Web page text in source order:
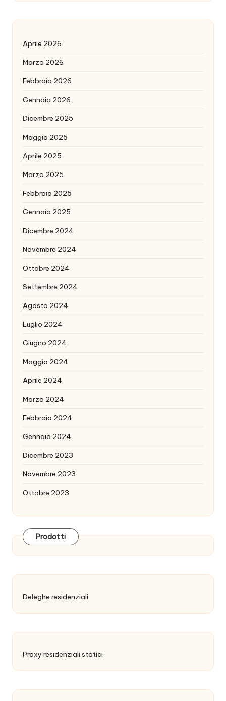
Aprile 2026
Marzo 2026
Febbraio 2026
Gennaio 2026
Dicembre 2025
Maggio 2025
Aprile 2025
Marzo 2025
Febbraio 2025
Gennaio 2025
Dicembre 2024
Novembre 2024
Ottobre 2024
Settembre 2024
Agosto 2024
Luglio 2024
Giugno 2024
Maggio 2024
Aprile 2024
Marzo 2024
Febbraio 2024
Gennaio 2024
Dicembre 2023
Novembre 2023
Ottobre 2023
Prodotti
Deleghe residenziali
Proxy residenziali statici